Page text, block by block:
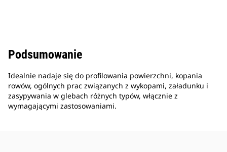
Podsumowanie
Idealnie nadaje się do profilowania powierzchni, kopania
rowów, ogólnych prac związanych z wykopami, załadunku i
zasypywania w glebach różnych typów, włącznie z
wymagającymi zastosowaniami.